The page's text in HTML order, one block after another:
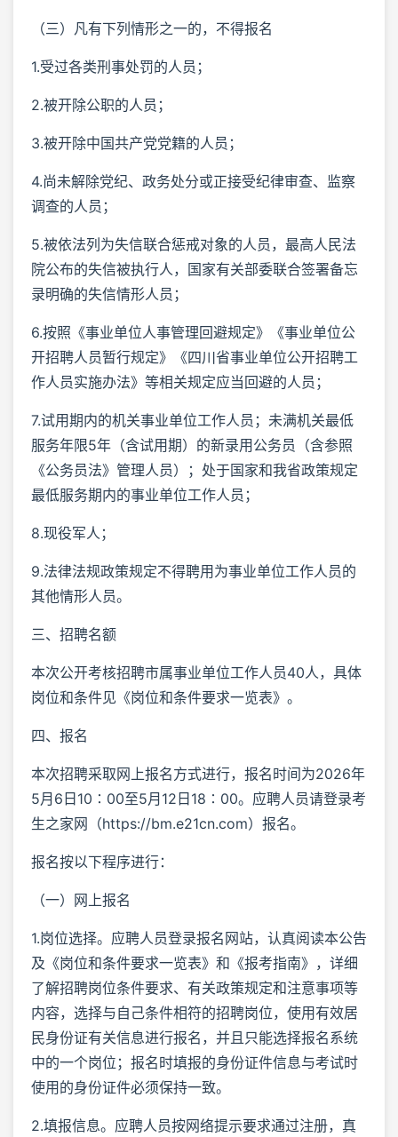
（三）凡有下列情形之一的，不得报名
1.受过各类刑事处罚的人员；
2.被开除公职的人员；
3.被开除中国共产党党籍的人员；
4.尚未解除党纪、政务处分或正接受纪律审查、监察
调查的人员；
5.被依法列为失信联合惩戒对象的人员，最高人民法
院公布的失信被执行人，国家有关部委联合签署备忘
录明确的失信情形人员；
6.按照《事业单位人事管理回避规定》《事业单位公
开招聘人员暂行规定》《四川省事业单位公开招聘工
作人员实施办法》等相关规定应当回避的人员；
7.试用期内的机关事业单位工作人员；未满机关最低
服务年限5年（含试用期）的新录用公务员（含参照
《公务员法》管理人员）；处于国家和我省政策规定
最低服务期内的事业单位工作人员；
8.现役军人；
9.法律法规政策规定不得聘用为事业单位工作人员的
其他情形人员。
三、招聘名额
本次公开考核招聘市属事业单位工作人员40人，具体
岗位和条件见《岗位和条件要求一览表》。
四、报名
本次招聘采取网上报名方式进行，报名时间为2026年
5月6日10∶00至5月12日18∶00。应聘人员请登录考
生之家网（https://bm.e21cn.com）报名。
报名按以下程序进行：
（一）网上报名
1.岗位选择。应聘人员登录报名网站，认真阅读本公告
及《岗位和条件要求一览表》和《报考指南》，详细
了解招聘岗位条件要求、有关政策规定和注意事项等
内容，选择与自己条件相符的招聘岗位，使用有效居
民身份证有关信息进行报名，并且只能选择报名系统
中的一个岗位；报名时填报的身份证件信息与考试时
使用的身份证件必须保持一致。
2.填报信息。应聘人员按网络提示要求通过注册，真